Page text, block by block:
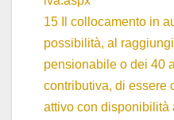
15 Il collocamento in
possibilità, al
pensionabile o dei 40
contributiva, di essere
attivo con disponibilità